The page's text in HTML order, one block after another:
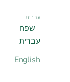
עברית
שפה
עברית
English